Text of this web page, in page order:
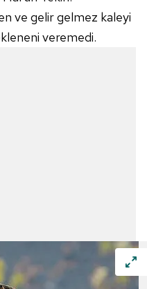
ve gelir gelmez kaleyi
veremedi.